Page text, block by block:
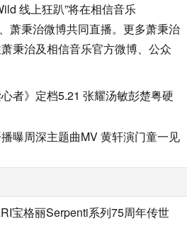
线上狂趴”将在相信音乐
萧秉治微博共同直播。更多萧秉治
秉治及相信音乐官方微博、公众
心者》定档5.21 张耀汤敏彭楚粤硬
播曝周深主题曲MV 黄轩演门童一见
宝格丽Serpenti系列75周年传世